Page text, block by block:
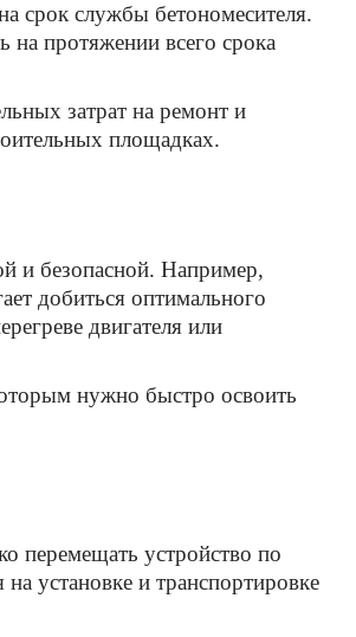
срок службы бетономесителя.
на протяжении всего срока
затрат на ремонт и
площадках.
и безопасной. Например,
добиться оптимального
двигателя или
нужно быстро освоить
перемещать устройство по
установке и транспортировке